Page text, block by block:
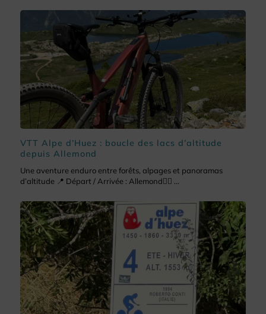
VTT Alpe d’Huez : boucle des lacs d’altitude
depuis Allemond
Une aventure enduro entre forêts, alpages et panoramas
d’altitude 📍 Départ / Arrivée : Allemond🚴‍♀️ ...